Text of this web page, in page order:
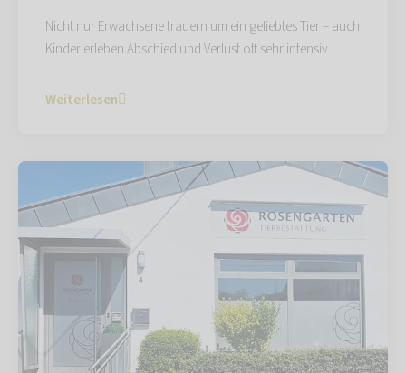
Nicht nur Erwachsene trauern um ein geliebtes Tier – auch
Kinder erleben Abschied und Verlust oft sehr intensiv.
Weiterlesen